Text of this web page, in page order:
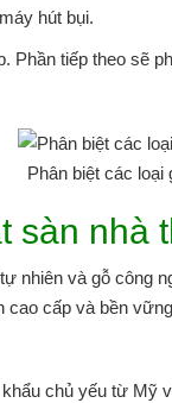
hút bụi.
Phần tiếp theo sẽ
Phân biệt các loại
sàn nhà
nhiên và gỗ công
cao cấp và bền
chủ yếu từ Mỹ